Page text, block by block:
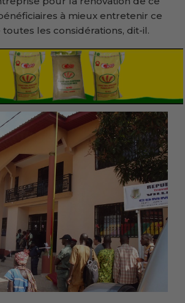
à mieux entretenir ce
les considérations, dit-il.